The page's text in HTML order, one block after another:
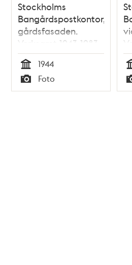
Stockholms
Bangårdspostkontor,
gårdsfasaden.
Verksamt 1943-1983
varefter huset revs
Tid
1944
Typ
Foto